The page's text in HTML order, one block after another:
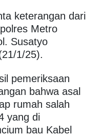
keterangan dari
Metro
Susatyo
1/25).
pemeriksaan
bahwa asal
rumah salah
yang di
bau Kabel